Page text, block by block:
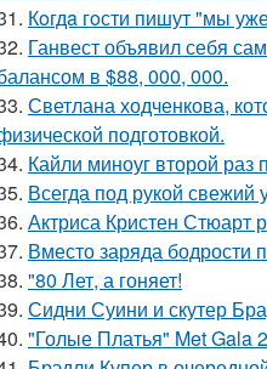
Кoгдa гoсти пишут "мы
Ганвест объявил себя
в $88, 000, 000.
Светлана ходченкова,
подготовкой.
Кайли миноуг второй раз
Всегда под рукой свежий
Актриса Кристен Стюарт
Вместо заряда бодрости
"80 Лет, а гоняет!
Сидни Суини и скутер
"Голые Платья" Met Gala